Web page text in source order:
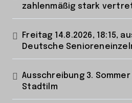
zahlenmäßig stark
Freitag 14.8.2026, 18:15,
Deutsche
Ausschreibung 3. Sommer
Stadtilm